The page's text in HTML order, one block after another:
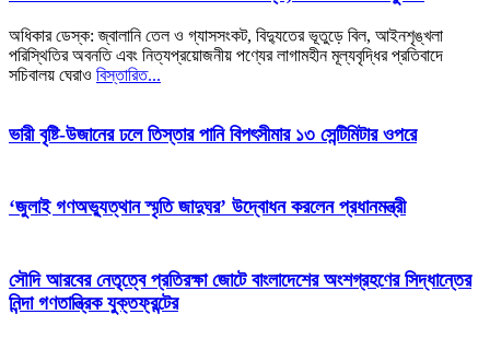
অধিকার ডেস্ক: জ্বালানি তেল ও গ্যাসসংকট, বিদ্যুতের ভূতুড়ে বিল, আইনশৃঙ্খলা
পরিস্থিতির অবনতি এবং নিত্যপ্রয়োজনীয় পণ্যের লাগামহীন মূল্যবৃদ্ধির প্রতিবাদে
সচিবালয় ঘেরাও বিস্তারিত...
ভারী বৃষ্টি-উজানের ঢলে তিস্তার পানি বিপৎসীমার ১৩ সেন্টিমিটার ওপরে
‘জুলাই গণঅভ্যুত্থান স্মৃতি জাদুঘর’ উদ্বোধন করলেন প্রধানমন্ত্রী
সৌদি আরবের নেতৃত্বে প্রতিরক্ষা জোটে বাংলাদেশের অংশগ্রহণের সিদ্ধান্তের
নিন্দা গণতান্ত্রিক যুক্তফ্রন্টের